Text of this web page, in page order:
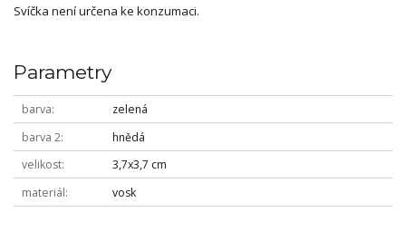
Svíčka není určena ke konzumaci.
Parametry
barva
zelená
barva 2
hnědá
velikost
3,7x3,7 cm
materiál
vosk